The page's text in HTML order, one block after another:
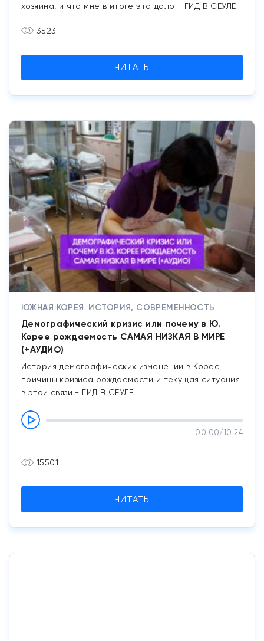
хозяина, и что мне в итоге это дало - ГИД В СЕУЛЕ
3523
ЧИТАТЬ
ЮЖНАЯ КОРЕЯ. ИСТОРИЯ, СОВРЕМЕННОСТЬ
Демографический кризис или почему в Ю.
Корее рождаемость САМАЯ НИЗКАЯ В МИРЕ
(+АУДИО)
История демографических изменений в Корее,
причины кризиса рождаемости и текущая ситуация
в этой связи - ГИД В СЕУЛЕ
00:00/10:24
15501
ЧИТАТЬ